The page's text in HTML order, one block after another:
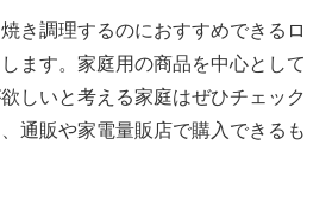
き調理するのにおすすめできるロ
ます。家庭用の商品を中心として
しいと考える家庭はぜひチェック
通販や家電量販店で購入できるも